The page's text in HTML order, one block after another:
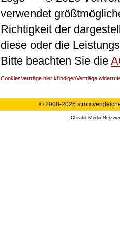
verwendet
Richtigkeit der
diese oder die
Bitte beachten Sie die
CookiesVerträge hier kündigenVerträge
© 2008-2026
Cheabit Media